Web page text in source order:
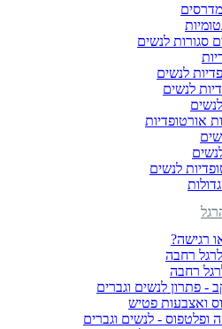
סגורות לנשים
לנשים
לנשים
אורטופדיות
לנשים
רגישה?
רחבה
רחבה
- פתרון לנשים וגברים
ואצבעות פטיש
ופלטפוס - לנשים וגברים